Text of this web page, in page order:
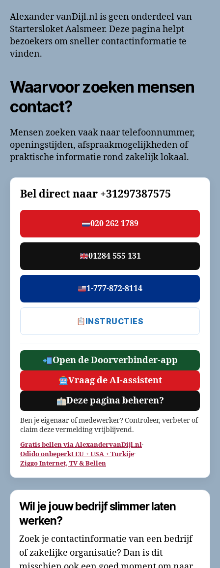
Alexander vanDijl.nl is geen onderdeel van
Startersloket Aalsmeer. Deze pagina helpt
bezoekers om sneller contactinformatie te
vinden.
Waarvoor zoeken mensen
contact?
Mensen zoeken vaak naar telefoonnummer,
openingstijden, afspraakmogelijkheden of
praktische informatie rond zakelijk lokaal.
Bel direct naar +31297387575
020 262 1789
01284 555 131
1-777-872-8114
INSTRUCTIES
Open de Doorverbinder-app
Vraag de AI-assistent
Deze pagina beheren?
Ben je eigenaar of medewerker? Controleer, verbeter of
claim deze vermelding vrijblijvend.
Gratis bellen via AlexandervanDijl.nl·
Odido onbeperkt EU + USA + Turkije·
Ziggo Internet, TV & Bellen
Wil je jouw bedrijf slimmer laten
werken?
Zoek je contactinformatie van een bedrijf
of zakelijke organisatie? Dan is dit